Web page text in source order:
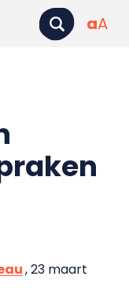
aA
, 23 maart